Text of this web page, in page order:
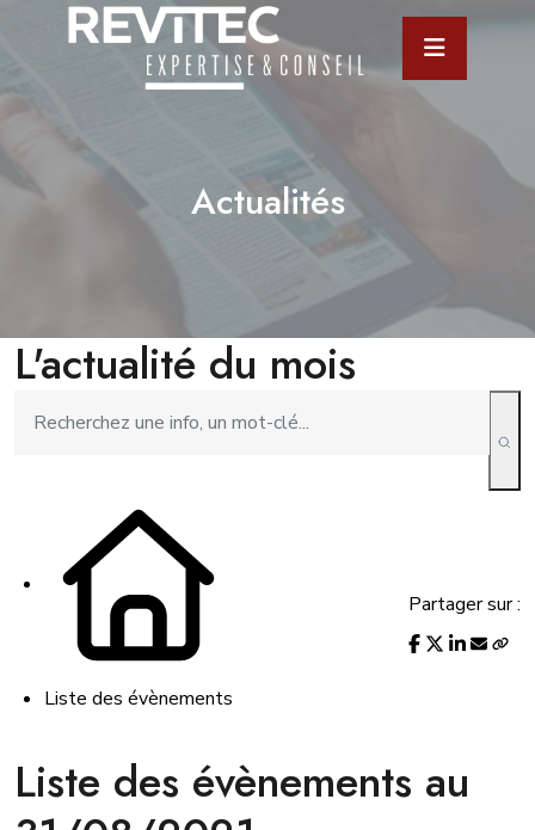
Actualités
L'actualité du mois
Liste des évènements
Partager sur :
Liste des évènements au